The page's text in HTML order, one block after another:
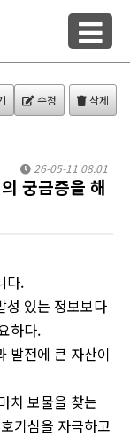
수정 삭제
26-05-11 08:01
궁금증을 해
다.
성 있는 정보보다
하다.
발전에 큰 자산이
치 보물을 찾는
기심을 자극하고